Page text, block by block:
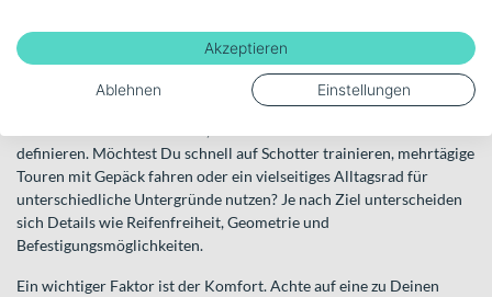
So findest Du die passenden
Gravel Bikes
definieren. Möchtest Du schnell auf Schotter trainieren, mehrtägige
Touren mit Gepäck fahren oder ein vielseitiges Alltagsrad für
unterschiedliche Untergründe nutzen? Je nach Ziel unterscheiden
sich Details wie Reifenfreiheit, Geometrie und
Befestigungsmöglichkeiten.
Ein wichtiger Faktor ist der Komfort. Achte auf eine zu Deinen
Akzeptieren
Ablehnen Einstellungen